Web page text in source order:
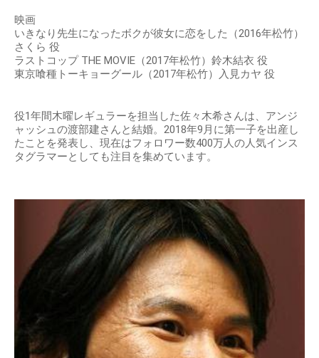
映画
いきなり先生になったボクが彼女に恋をした（2016年松竹）
さくら 役
ラストコップ THE MOVIE（2017年松竹）鈴木結衣 役
東京喰種トーキョーグール（2017年松竹）入見カヤ 役
役1年間木曜レギュラーを担当した佐々木希さんは、アンジ
ャッシュの渡部建さんと結婚。2018年9月に第一子を出産し
たことを発表し、現在はフォロワー数400万人の人気インス
タグラマーとしても注目を集めています。